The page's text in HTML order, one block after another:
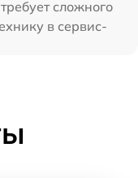
сложного
в сервис-